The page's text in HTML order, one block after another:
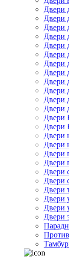
Двери
Двери
Двери
Двери
Двери
Двери
Двери
Двери
Двери
Двери
Двери
Двери
Двери
Двери
Двери
Двери
Двери
Двери
Двери
Двери
Двери
Двери
Двери